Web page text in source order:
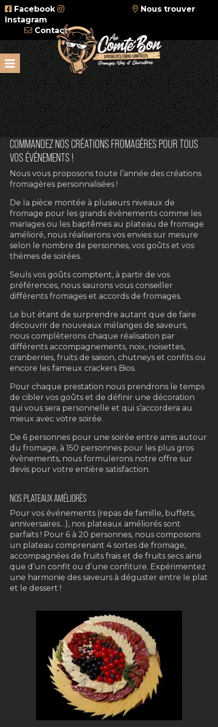
Facebook
Instagram
Nous trouver
Contact
COMMANDEZ NOS CRÉATIONS FROMAGÈRES POUR TOUS
VOS ÉVÉNEMENTS !
Nous vous proposons toute l’année des créations
fromagères personnalisées !
De la pièce montée à plusieurs niveaux de
fromage pour les grands évènements comme les
mariages ou les baptêmes au plateau de fromage
amélioré, nous réaliserons vos envies sur mesure
selon le nombre de personnes, vos goûts et vos
thèmes de soirées.
Seuls vos goûts comptent, à partir de vos
préférences, nous saurons vous conseiller
différents fromages et accords de fromages.
Le but étant de surprendre autant que de faire
découvrir de nouveaux mélanges de saveurs,
nous complèterons chaque réalisation par
différents accompagnements, noix, noisettes,
cranberries, fruits de saison, chutneys et confits ou
encore les fameux crackers Bios.
Pour chaque prestation nous prendrons le temps
de cibler vos goûts et de définir une décoration
qui vous sera personnelle et qui s’accordera au
mieux avec votre soirée.
De 6 personnes pour une soirée entre amis autour
du fromage, à 150 personnes pour les plus gros
évènements, nous formulerons notre offre sur
devis pour votre entière satisfaction.
NOS PLATEAUX AMÉLIORÉS
Pour vos événements (repas de famille, buffets,
anniversaires…), nos plateaux améliorés sont
parfaits ! Pour 6 à 20 personnes, nous composons
un plateau comprenant 4 sortes de fromage,
accompagnées de fruits frais et de fruits secs ainsi
que d’un confit ou d’une confiture. Expérimentez
une harmonie des saveurs à déguster entre le plat
et le dessert !